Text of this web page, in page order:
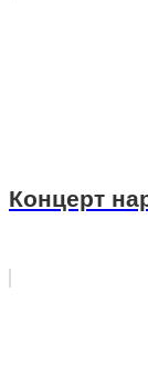
Концерт